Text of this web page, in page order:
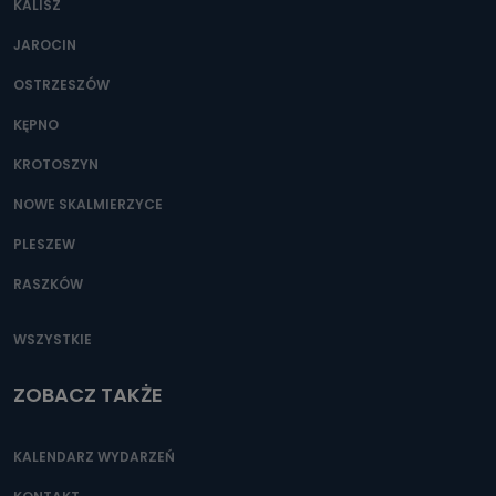
Można to zrobić pod numerem telefonu 62 735-51-05 lub
KALISZ
JAROCIN
OSTRZESZÓW
KĘPNO
KROTOSZYN
NOWE SKALMIERZYCE
PLESZEW
RASZKÓW
WSZYSTKIE
ZOBACZ TAKŻE
KALENDARZ WYDARZEŃ